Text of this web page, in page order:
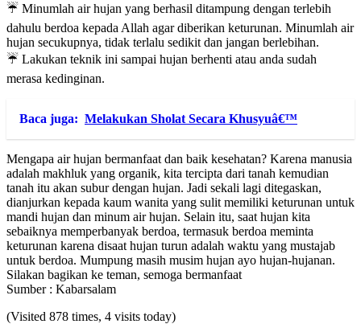
☔ Minumlah air hujan yang berhasil ditampung dengan terlebih
dahulu berdoa kepada Allah agar diberikan keturunan. Minumlah air
hujan secukupnya, tidak terlalu sedikit dan jangan berlebihan.
☔ Lakukan teknik ini sampai hujan berhenti atau anda sudah
merasa kedinginan.
Baca juga: Melakukan Sholat Secara Khusyuâ€™
Mengapa air hujan bermanfaat dan baik kesehatan? Karena manusia
adalah makhluk yang organik, kita tercipta dari tanah kemudian
tanah itu akan subur dengan hujan. Jadi sekali lagi ditegaskan,
dianjurkan kepada kaum wanita yang sulit memiliki keturunan untuk
mandi hujan dan minum air hujan. Selain itu, saat hujan kita
sebaiknya memperbanyak berdoa, termasuk berdoa meminta
keturunan karena disaat hujan turun adalah waktu yang mustajab
untuk berdoa. Mumpung masih musim hujan ayo hujan-hujanan.
Silakan bagikan ke teman, semoga bermanfaat
Sumber : Kabarsalam
(Visited 878 times, 4 visits today)